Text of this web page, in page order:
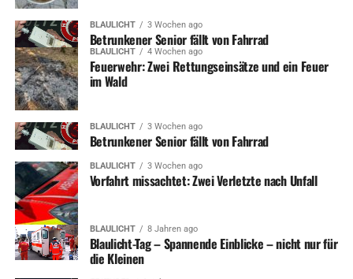
BLAULICHT 3 Wochen ago
Betrunkener Senior fällt von Fahrrad
BLAULICHT 4 Wochen ago
Feuerwehr: Zwei Rettungseinsätze und ein Feuer
im Wald
BLAULICHT 3 Wochen ago
Betrunkener Senior fällt von Fahrrad
BLAULICHT 3 Wochen ago
Vorfahrt missachtet: Zwei Verletzte nach Unfall
BLAULICHT 8 Jahren ago
Blaulicht-Tag – Spannende Einblicke – nicht nur für
die Kleinen